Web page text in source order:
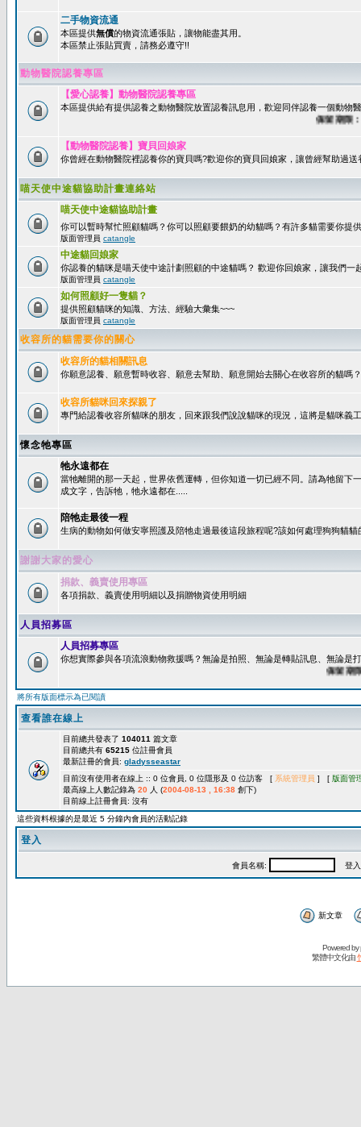
二手物資流通
本區提供無償的物資流通張貼，讓物能盡其用。
本區禁止張貼買賣，請務必遵守!!
動物醫院認養專區
【愛心認養】動物醫院認養專區
本區提供給有提供認養之動物醫院放置認養訊息用，歡迎同伴認養一個動物
保留期限：60
【動物醫院認養】寶貝回娘家
你曾經在動物醫院裡認養你的寶貝嗎?歡迎你的寶貝回娘家，讓曾經幫助過
喵天使中途貓協助計畫連絡站
喵天使中途貓協助計畫
你可以暫時幫忙照顧貓嗎？你可以照顧要餵奶的幼貓嗎？有許多貓需要你提
版面管理員 catangle
中途貓回娘家
你認養的貓咪是喵天使中途計劃照顧的中途貓嗎？ 歡迎你回娘家，讓我們一
版面管理員 catangle
如何照顧好一隻貓？
提供照顧貓咪的知識、方法、經驗大彙集~~~
版面管理員 catangle
收容所的貓需要你的關心
收容所的貓相關訊息
你願意認養、願意暫時收容、願意去幫助、願意開始去關心在收容所的貓嗎？
收容所貓咪回來探親了
專門給認養收容所貓咪的朋友，回來跟我們說說貓咪的現況，這將是貓咪義
懷念牠專區
牠永遠都在
當牠離開的那一天起，世界依舊運轉，但你知道一切已經不同。請為牠留下
成文字，告訴牠，牠永遠都在.....
陪牠走最後一程
生病的動物如何做安寧照護及陪牠走過最後這段旅程呢?該如何處理狗狗貓貓
謝謝大家的愛心
捐款、義賣使用專區
各項捐款、義賣使用明細以及捐贈物資使用明細
人員招募區
人員招募專區
你想實際參與各項流浪動物救援嗎？無論是拍照、無論是轉貼訊息、無論是
保留期限：
將所有版面標示為已閱讀
查看誰在線上
目前總共發表了 104011 篇文章
目前總共有 65215 位註冊會員
最新註冊的會員: gladysseastar
目前沒有使用者在線上 :: 0 位會員, 0 位隱形及 0 位訪客 [ 系統管理員 ] [ 版面管
最高線上人數記錄為 20 人 (2004-08-13 , 16:38 創下)
目前線上註冊會員: 沒有
這些資料根據的是最近 5 分鐘內會員的活動記錄
登入
會員名稱: 登入
新文章
Powered by
繁體中文化由